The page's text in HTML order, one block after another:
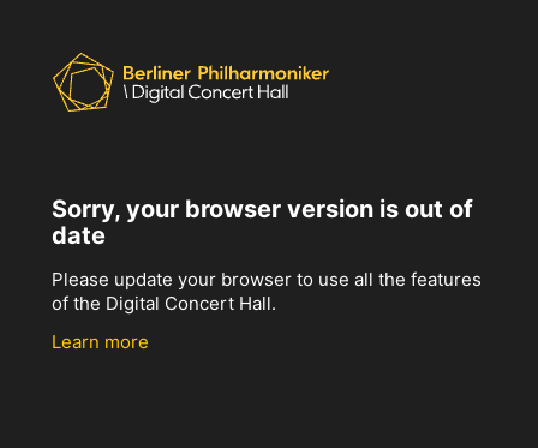
Sorry, your browser version is out of
date
Please update your browser to use all the features
of the Digital Concert Hall.
Learn more